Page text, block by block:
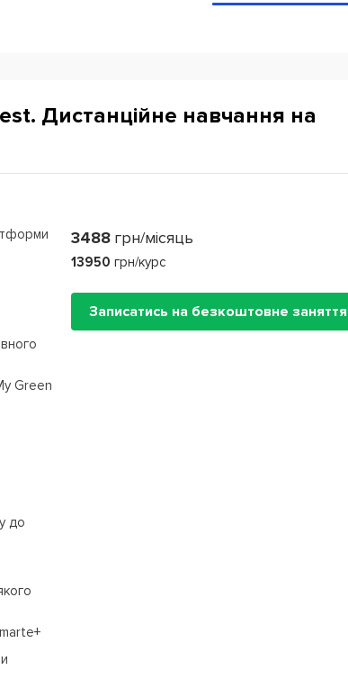
Дистанційне навчання на
Green
до
3488 грн/місяць
13950 грн/курс
Записатись на безкоштовне заняття